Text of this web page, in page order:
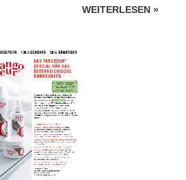
WEITERLESEN »